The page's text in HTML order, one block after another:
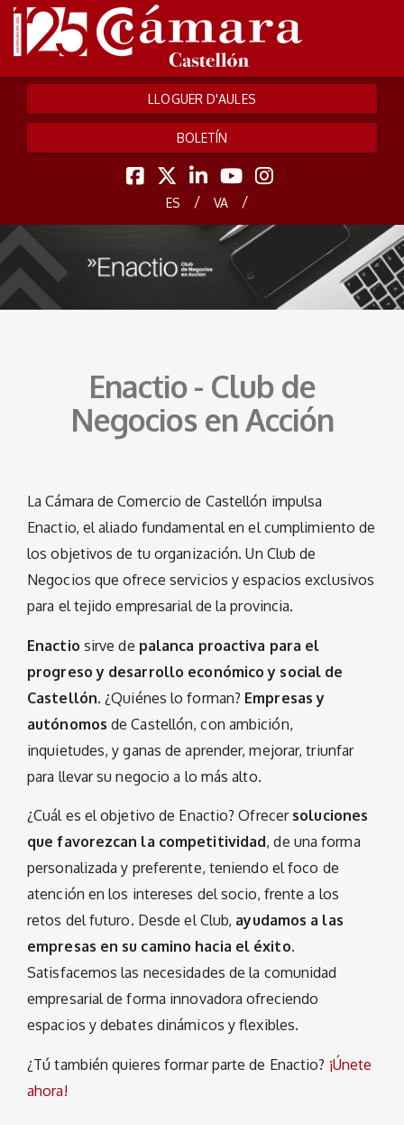
LLOGUER D'AULES
BOLETÍN
ES / VA /
Enactio - Club de
Negocios en Acción
La Cámara de Comercio de Castellón impulsa
Enactio, el aliado fundamental en el cumplimiento de
los objetivos de tu organización. Un Club de
Negocios que ofrece servicios y espacios exclusivos
para el tejido empresarial de la provincia.
Enactio sirve de palanca proactiva para el
progreso y desarrollo económico y social de
Castellón. ¿Quiénes lo forman? Empresas y
autónomos de Castellón, con ambición,
inquietudes, y ganas de aprender, mejorar, triunfar
para llevar su negocio a lo más alto.
¿Cuál es el objetivo de Enactio? Ofrecer soluciones
que favorezcan la competitividad, de una forma
personalizada y preferente, teniendo el foco de
atención en los intereses del socio, frente a los
retos del futuro. Desde el Club, ayudamos a las
empresas en su camino hacia el éxito.
Satisfacemos las necesidades de la comunidad
empresarial de forma innovadora ofreciendo
espacios y debates dinámicos y flexibles.
¿Tú también quieres formar parte de Enactio? ¡Únete
ahora!